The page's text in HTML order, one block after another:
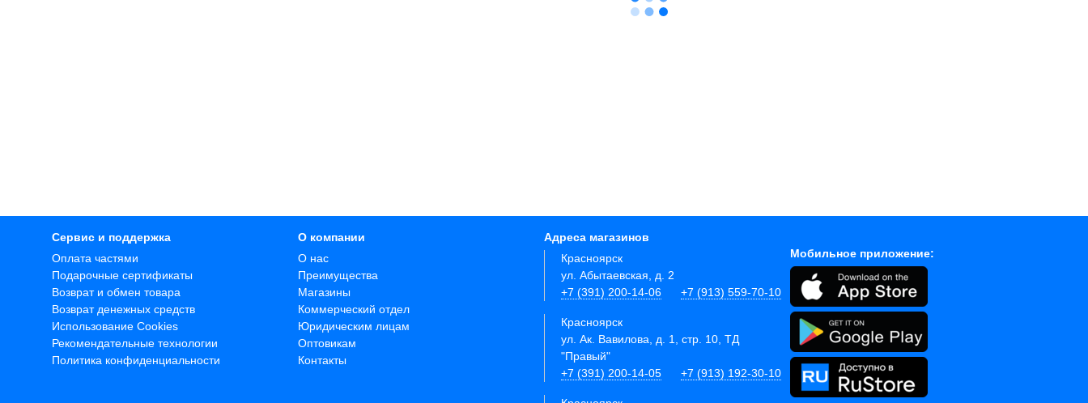
Сервис и поддержка
Оплата частями
Подарочные сертификаты
Возврат и обмен товара
Возврат денежных средств
Использование Cookies
Рекомендательные технологии
Политика конфиденциальности
О компании
О нас
Преимущества
Магазины
Коммерческий отдел
Юридическим лицам
Оптовикам
Контакты
Адреса магазинов
Красноярск
ул. Абытаевская, д. 2
+7 (391) 200-14-06
+7 (913) 559-70-10
Красноярск
ул. Ак. Вавилова, д. 1, стр. 10, ТД
"Правый"
+7 (391) 200-14-05
+7 (913) 192-30-10
Мобильное приложение: